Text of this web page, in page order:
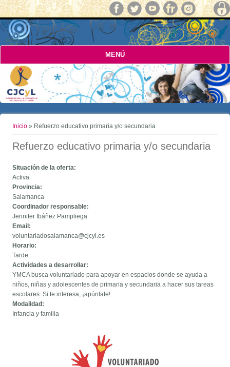
MENÚ
Usted está aquí
Inicio » Refuerzo educativo primaria y/o secundaria
Refuerzo educativo primaria y/o secundaria
Situación de la oferta:
Activa
Provincia:
Salamanca
Coordinador responsable:
Jennifer Ibáñez Pampliega
Email:
voluntariadosalamanca@cjcyl.es
Horario:
Tarde
Actividades a desarrollar:
YMCA busca voluntariado para apoyar en espacios donde se ayuda a
niños, niñas y adolescentes de primaria y secundaria a hacer sus tareas
escolares. Si te interesa, ¡apúntate!
Modalidad:
Infancia y familia